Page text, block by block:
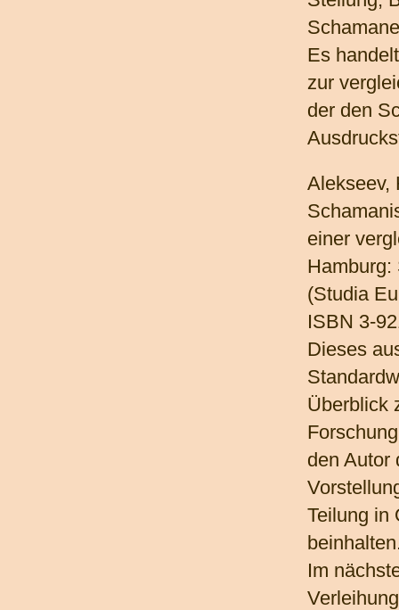
Es
zur
der den
Alekseev,
einer
Hamburg:
(Studia
ISBN 3-
Dieses
Überblick
den Autor
Teilung in
Im